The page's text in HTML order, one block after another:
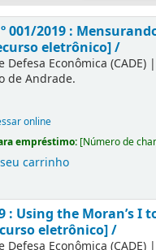
001/2019 :
eletrônico] /
Econômica (CADE) |
de Andrade.
online
empréstimo: [Número de
carrinho
: Using the Moran’s
eletrônico] /